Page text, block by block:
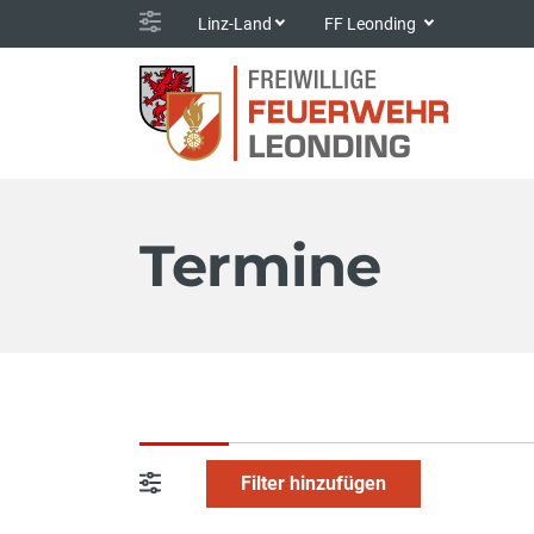
Linz-Land FF Leonding
Termine
Filter hinzufügen